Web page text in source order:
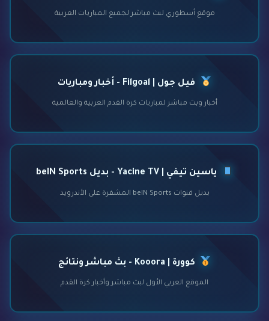
موقع أسطوري لبث مباشر لجميع المباريات العربية
فيل جول | Filgoal - أخبار ومباريات
أخبار وبث مباشر لمباريات كرة القدم العربية والعالمية
ياسين تيفي | Yacine TV - بديل beIN Sports
بديل قنوات beIN Sports المشفرة على الأندرويد
كوورة | Kooora - بث مباشر ونتائج
الموقع العربي الأول لبث مباشر وأخبار كرة القدم